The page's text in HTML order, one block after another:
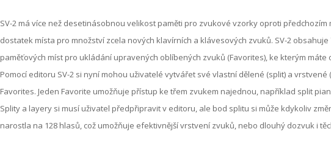
SV-2 má více než desetinásobnou velikost paměti pro zvukové vzorky oproti předchozím
dostatek místa pro množství zcela nových klavírních a klávesových zvuků. SV-2
paměťových míst pro ukládání upravených oblíbených zvuků (Favorites), ke kterým
Pomocí editoru SV-2 si nyní mohou uživatelé vytvářet své vlastní dělené (split) a
Favorites. Jeden Favorite umožňuje přístup ke třem zvukem najednou, například split
Splity a layery si musí uživatel předpřipravit v editoru, ale bod splitu si může kdykoliv
narostla na 128 hlasů, což umožňuje efektivnější vrstvení zvuků, nebo dlouhý dozvuk i